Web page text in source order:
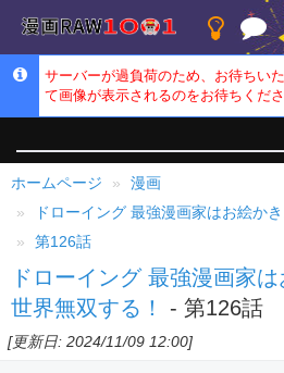
サーバーが過負荷のため、お待ちい
て画像が表示されるのをお待ちくださ
ホームページ
漫画
ドローイング 最強漫画家はお絵か
第126話
ドローイング 最強漫画家
世界無双する！
- 第126話
[更新日: 2024/11/09 12:00]